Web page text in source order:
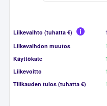
Liikevaihto (tuhatta €)
Liikevaihdon muutos
Käyttökate
Liikevoitto
Tilikauden tulos (tuhatta €)